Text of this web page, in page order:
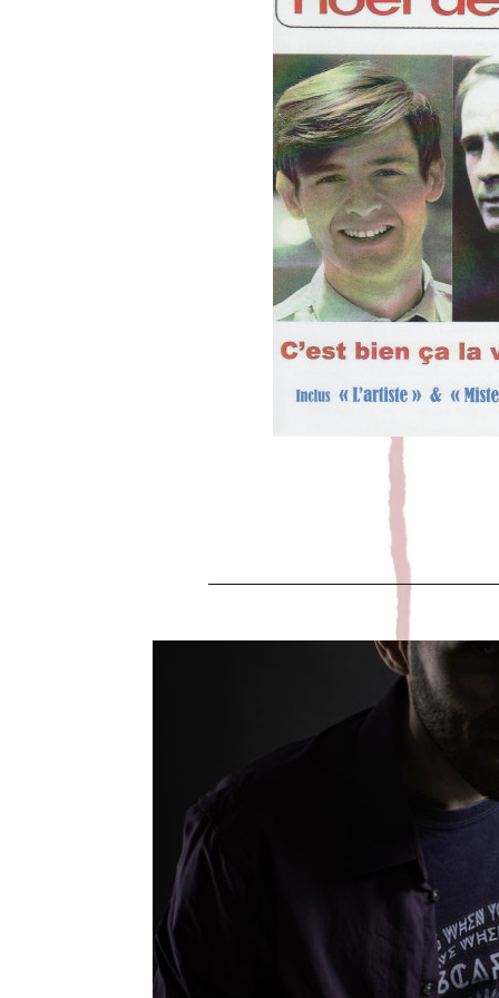
TU AS LE
Leave a
Nouveaux morceaux issus de la
En écoute sur youtube : Tu as le bac &
2 morceaux qui apparaissent dans la
Leave a
Février 2020 Quelques clichés pour